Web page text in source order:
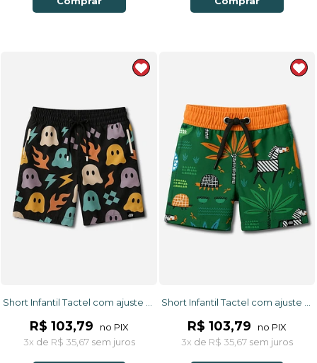
Short Infantil Tactel com ajuste na cintura UV 50+ Preto Fantasminhas
R$ 103,79
no PIX
3x de R$ 35,67sem juros
Short Infantil Tactel com ajuste na cintura UV 50+ Verde Safari
R$ 103,79
no PIX
3x de R$ 35,67 sem juros